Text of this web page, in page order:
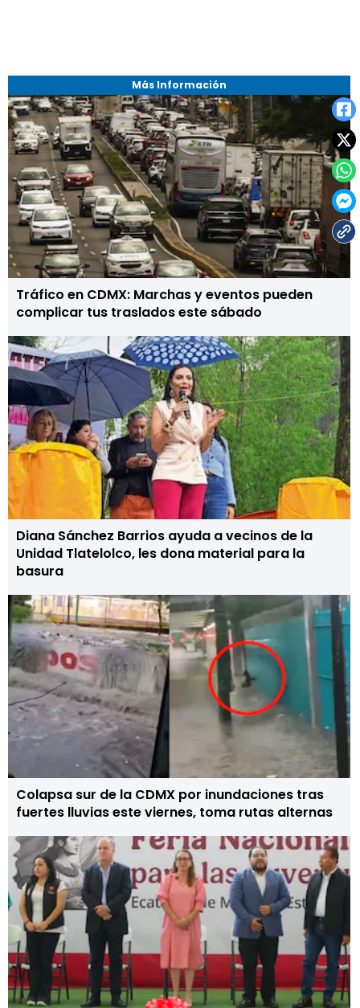
Más Información
Tráfico en CDMX: Marchas y eventos pueden
complicar tus traslados este sábado
Diana Sánchez Barrios ayuda a vecinos de la
Unidad Tlatelolco, les dona material para la
basura
Colapsa sur de la CDMX por inundaciones tras
fuertes lluvias este viernes, toma rutas alternas